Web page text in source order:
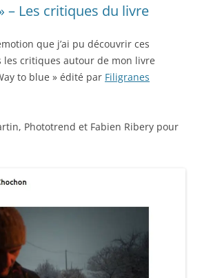
– Les critiques du livre
que j’ai pu découvrir ces
les critiques autour de mon livre
to blue » édité par Filigranes
Phototrend et Fabien Ribery pour